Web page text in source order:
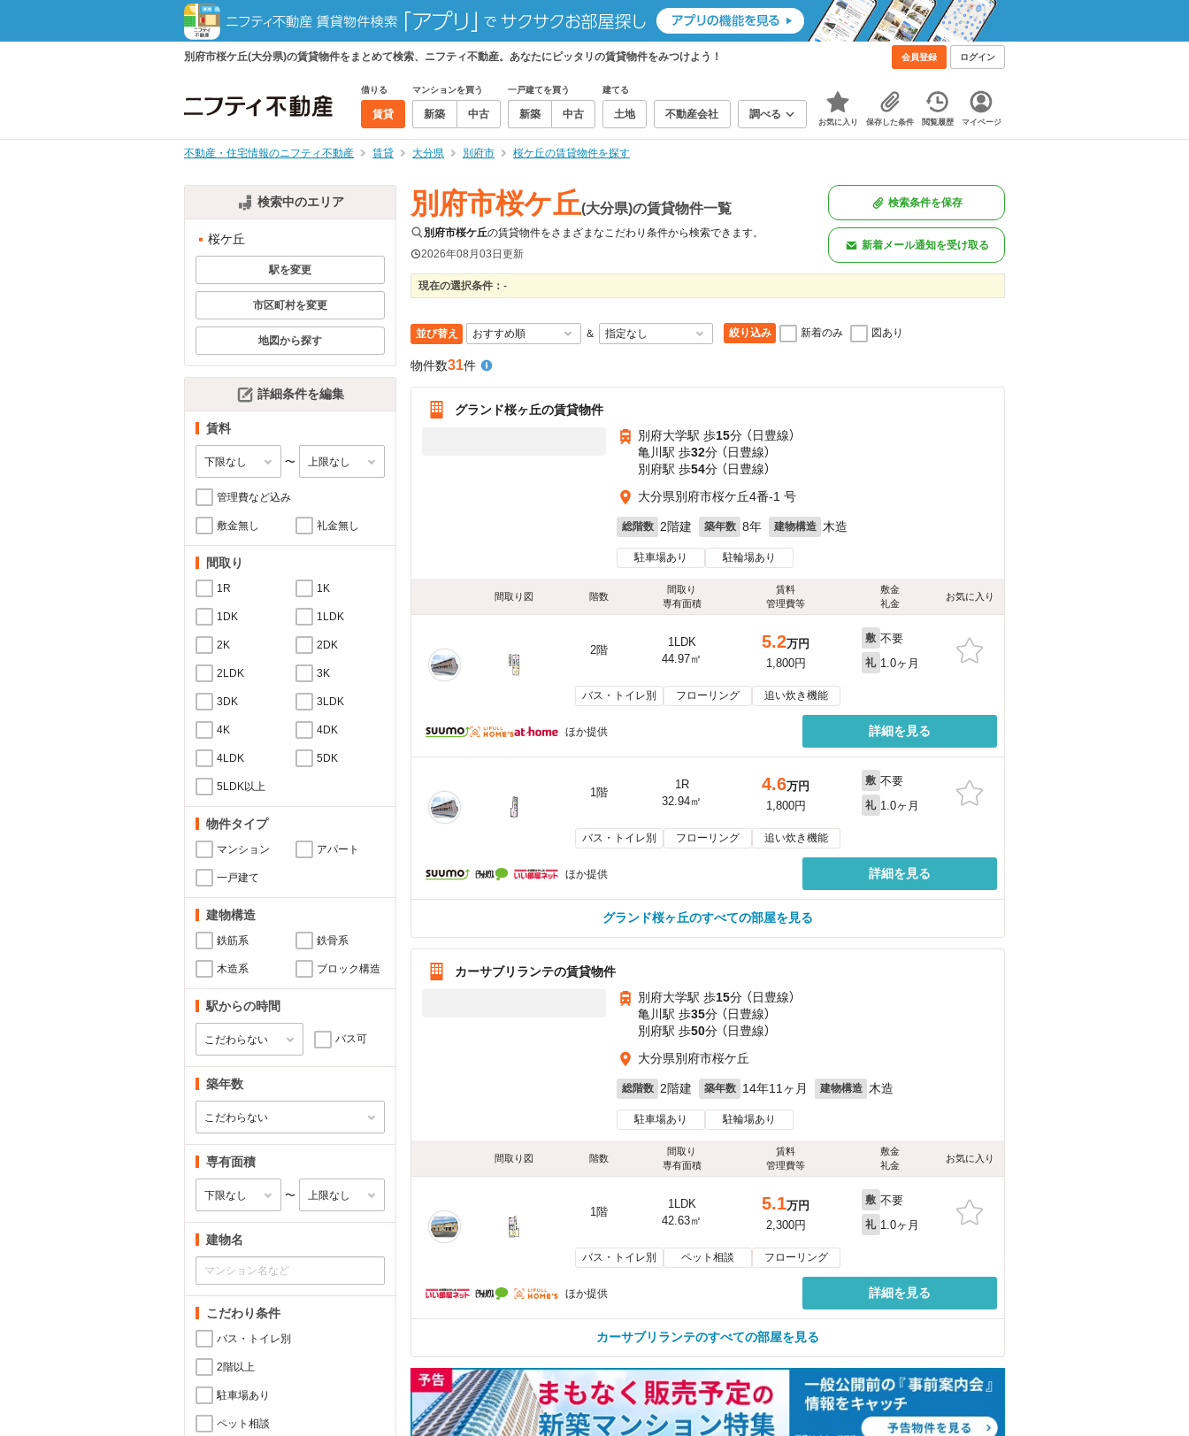
別府市桜ケ丘(大分県)の賃貸物件をまとめて検索、ニフティ不動産。あなたにピッタリの賃貸物件をみつけよう！ 会員登録 ログイン
借りる
賃貸
マンションを買う
新築 中古
一戸建てを買う
新築 中古
建てる
土地 不動産会社 調べる
お気に入り 保存した条件 閲覧履歴 マイページ
不動産・住宅情報のニフティ不動産 賃貸 大分県 別府市 桜ケ丘の賃貸物件を探す
検索中のエリア
桜ケ丘
駅を変更
市区町村を変更
地図から探す
詳細条件を編集
賃料
〜
管理費など込み
敷金無し 礼金無し
間取り
1R 1K
1DK 1LDK
2K 2DK
2LDK 3K
3DK 3LDK
4K 4DK
4LDK 5DK
5LDK以上
物件タイプ
マンション アパート
一戸建て
建物構造
鉄筋系 鉄骨系
木造系 ブロック構造
駅からの時間
バス可
築年数
専有面積
〜
建物名
こだわり条件
バス・トイレ別
2階以上
駐車場あり
ペット相談
別府市桜ケ丘(大分県)の賃貸物件一覧
別府市桜ケ丘の賃貸物件をさまざまなこだわり条件から検索できます。
2026年08月03日更新
検索条件を保存
新着メール通知を受け取る
現在の選択条件： -
並び替え ＆ 絞り込み 新着のみ 図あり
物件数31件
グランド桜ヶ丘の賃貸物件
別府大学駅 歩15分 （日豊線）
亀川駅 歩32分 （日豊線）
別府駅 歩54分 （日豊線）
大分県別府市桜ケ丘4番-1 号
総階数 2階建 築年数 8年 建物構造 木造
駐車場あり 駐輪場あり
間取り図 階数
間取り
専有面積
賃料
管理費等
敷金
礼金
お気に入り
2階
1LDK
44.97㎡
5.2万円
1,800円
敷 不要
礼 1.0ヶ月
バス・トイレ別 フローリング 追い炊き機能
ほか提供 詳細を見る
1階
1R
32.94㎡
4.6万円
1,800円
敷 不要
礼 1.0ヶ月
バス・トイレ別 フローリング 追い炊き機能
ほか提供 詳細を見る
グランド桜ヶ丘のすべての部屋を見る
カーサブリランテの賃貸物件
別府大学駅 歩15分 （日豊線）
亀川駅 歩35分 （日豊線）
別府駅 歩50分 （日豊線）
大分県別府市桜ケ丘
総階数 2階建 築年数 14年11ヶ月 建物構造 木造
駐車場あり 駐輪場あり
間取り図 階数
間取り
専有面積
賃料
管理費等
敷金
礼金
お気に入り
1階
1LDK
42.63㎡
5.1万円
2,300円
敷 不要
礼 1.0ヶ月
バス・トイレ別 ペット相談 フローリング
ほか提供 詳細を見る
カーサブリランテのすべての部屋を見る